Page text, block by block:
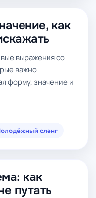
как
выражения со
важно
форму, значение и
сленг
как
путать